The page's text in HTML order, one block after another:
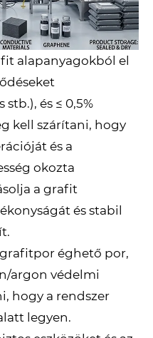
alapanyagokból el
és ≤ 0,5%
kell szárítani, hogy
és a
okozta
a grafit
és stabil
éghető por,
argon védelmi
hogy a rendszer
legyen.